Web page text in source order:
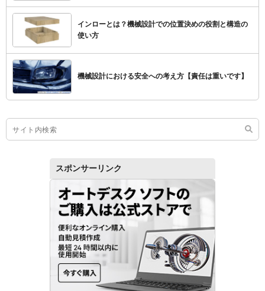
インローとは？機械設計での位置決めの役割と構造の
使い方
機械設計における安全への考え方【責任は重いです】
スポンサーリンク